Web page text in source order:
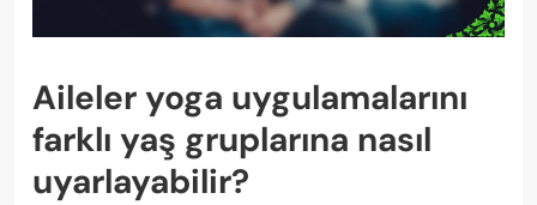
Aileler yoga uygulamalarını
farklı yaş gruplarına nasıl
uyarlayabilir?